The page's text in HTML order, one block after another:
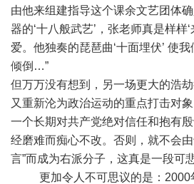
由他来组建指导这个课余文艺团体确
器的‘十八般武艺’，张老师真是样样
爱。他独奏的琵琶曲‘十面埋伏’ 使
倾倒…”
但万万没有想到，另一场更大的浩
又重新沦为政治运动的重点打击对
一个长期对共产党绝对信任和抱有
经磨难而痴心不改。否则，就不会
言”而成为右派分子，这真是一段可
更加令人不可思议的是：2000